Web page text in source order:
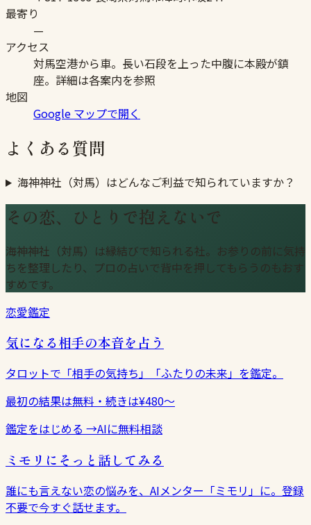
最寄り
—
アクセス
対馬空港から車。長い石段を上った中腹に本殿が鎮
座。詳細は各案内を参照
地図
Google マップで開く
よくある質問
海神神社（対馬）はどんなご利益で知られていますか？
その恋、ひとりで抱えないで
海神神社（対馬）は縁結びで知られる社。お参りの前に気持
ちを整理したり、プロの占いで背中を押してもらうのもおす
すめです。
恋愛鑑定
気になる相手の本音を占う
タロットで「相手の気持ち」「ふたりの未来」を鑑定。
最初の結果は無料・続きは¥480〜
鑑定をはじめる →AIに無料相談
ミモリにそっと話してみる
誰にも言えない恋の悩みを、AIメンター「ミモリ」に。登録
不要で今すぐ話せます。